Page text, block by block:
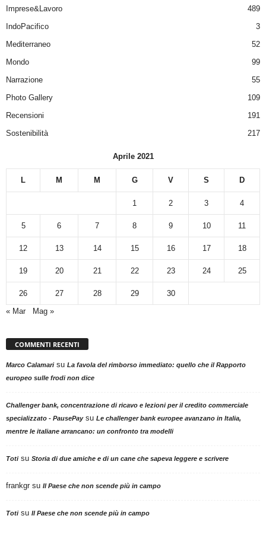
Imprese&Lavoro
489
IndoPacifico
3
Mediterraneo
52
Mondo
99
Narrazione
55
Photo Gallery
109
Recensioni
191
Sostenibilità
217
Aprile 2021
L M M G V S D
1 2 3 4
5 6 7 8 9 10 11
12 13 14 15 16 17 18
19 20 21 22 23 24 25
26 27 28 29
30
« Mar
Mag »
COMMENTI RECENTI
Marco Calamarisu La favola del rimborso immediato: quello che il Rapporto
europeo sulle frodi non dice
Challenger bank, concentrazione di ricavo e lezioni per il credito commerciale
specializzato - PausePaysu Le challenger bank europee avanzano in Italia,
mentre le italiane arrancano: un confronto tra modelli
Totisu Storia di due amiche e di un cane che sapeva leggere e scrivere
frankgr su Il Paese che non scende più in campo
Totisu Il Paese che non scende più in campo